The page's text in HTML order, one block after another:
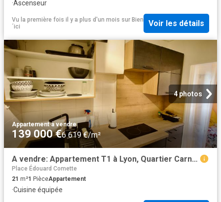
·Ascenseur
Vu la première fois il y a plus d'un mois sur Bien
´ici
Voir les détails
4 photos
Appartement·à vendre
139 000 €6 619 €/m²
A vendre: Appartement T1 à Lyon, Quartier Carnot
Place Édouard Comette
21 m²1 PièceAppartement
·Cuisine équipée